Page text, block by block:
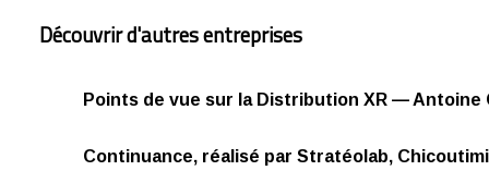
Découvrir d'autres entreprises
Points de vue sur la Distribution XR — Antoine
Continuance, réalisé par Stratéolab, Chicoutimi